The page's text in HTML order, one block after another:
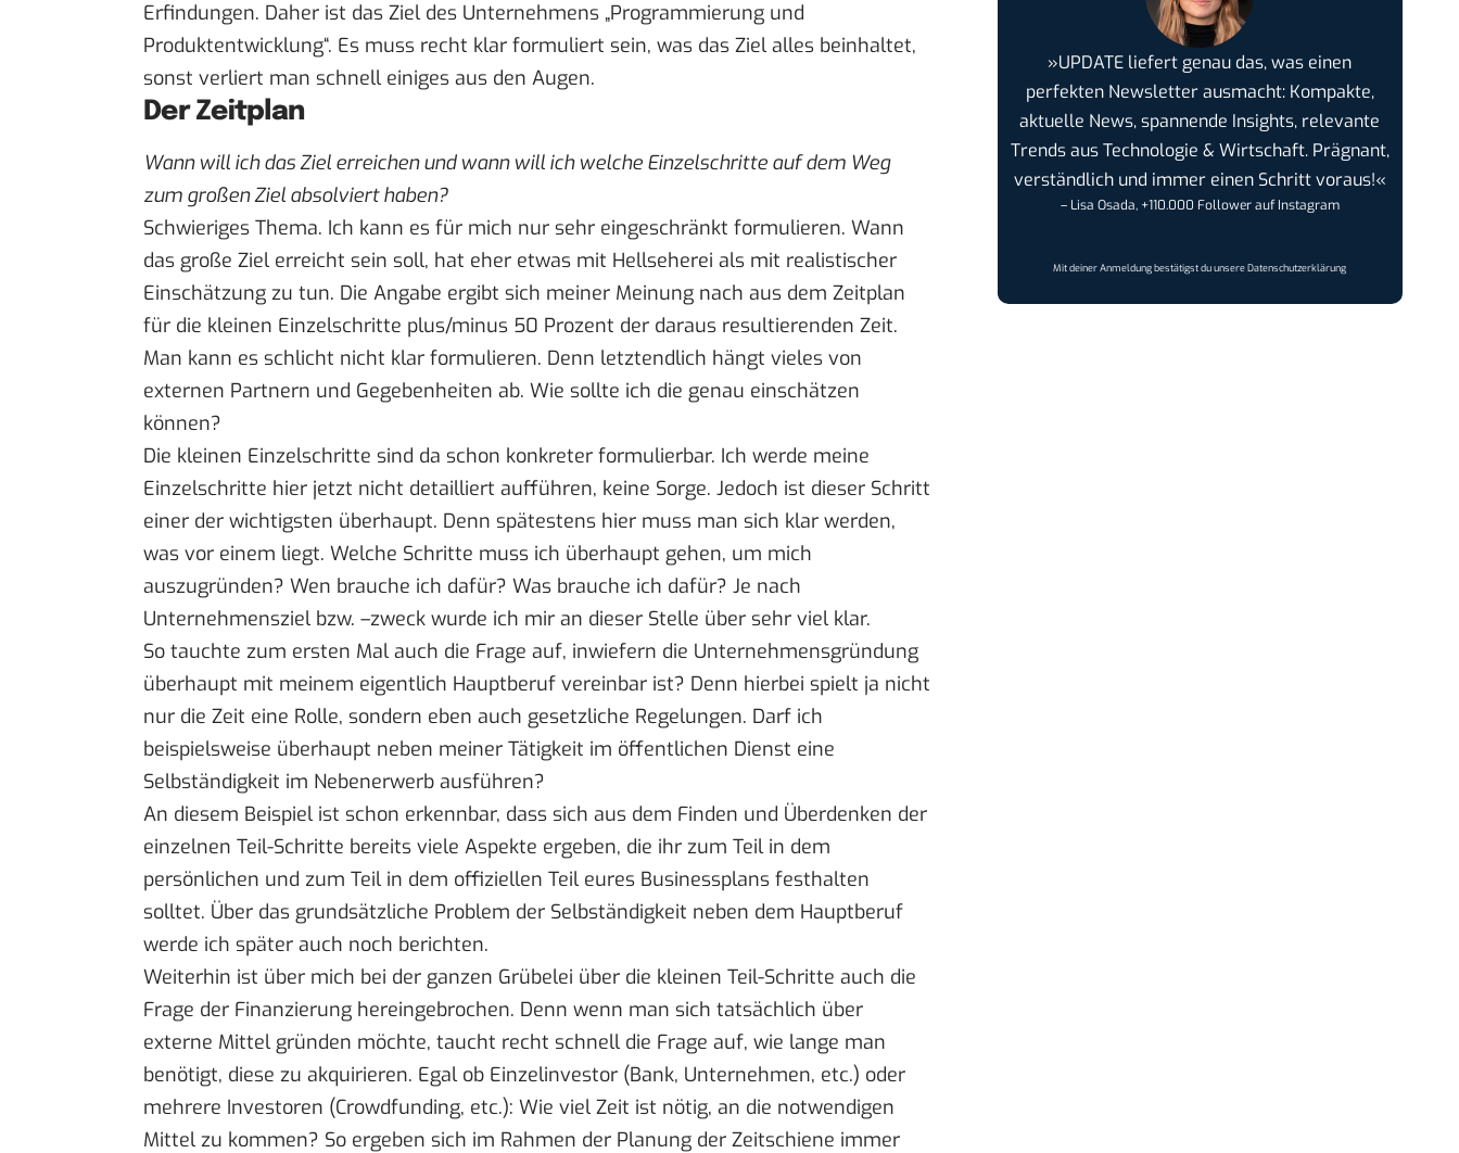
Erfindungen. Daher ist das Ziel des Unternehmens „Programmierung und
Produktentwicklung“. Es muss recht klar formuliert sein, was das Ziel alles beinhaltet,
sonst verliert man schnell einiges aus den Augen.
Der Zeitplan
Wann will ich das Ziel erreichen und wann will ich welche Einzelschritte auf dem Weg
zum großen Ziel absolviert haben?
Schwieriges Thema. Ich kann es für mich nur sehr eingeschränkt formulieren. Wann
das große Ziel erreicht sein soll, hat eher etwas mit Hellseherei als mit realistischer
Einschätzung zu tun. Die Angabe ergibt sich meiner Meinung nach aus dem Zeitplan
für die kleinen Einzelschritte plus/minus 50 Prozent der daraus resultierenden Zeit.
Man kann es schlicht nicht klar formulieren. Denn letztendlich hängt vieles von
externen Partnern und Gegebenheiten ab. Wie sollte ich die genau einschätzen
können?
Die kleinen Einzelschritte sind da schon konkreter formulierbar. Ich werde meine
Einzelschritte hier jetzt nicht detailliert aufführen, keine Sorge. Jedoch ist dieser Schritt
einer der wichtigsten überhaupt. Denn spätestens hier muss man sich klar werden,
was vor einem liegt. Welche Schritte muss ich überhaupt gehen, um mich
auszugründen? Wen brauche ich dafür? Was brauche ich dafür? Je nach
Unternehmensziel bzw. –zweck wurde ich mir an dieser Stelle über sehr viel klar.
So tauchte zum ersten Mal auch die Frage auf, inwiefern die Unternehmensgründung
überhaupt mit meinem eigentlich Hauptberuf vereinbar ist? Denn hierbei spielt ja nicht
nur die Zeit eine Rolle, sondern eben auch gesetzliche Regelungen. Darf ich
beispielsweise überhaupt neben meiner Tätigkeit im öffentlichen Dienst eine
Selbständigkeit im Nebenerwerb ausführen?
An diesem Beispiel ist schon erkennbar, dass sich aus dem Finden und Überdenken der
einzelnen Teil-Schritte bereits viele Aspekte ergeben, die ihr zum Teil in dem
persönlichen und zum Teil in dem offiziellen Teil eures Businessplans festhalten
solltet. Über das grundsätzliche Problem der Selbständigkeit neben dem Hauptberuf
werde ich später auch noch berichten.
Weiterhin ist über mich bei der ganzen Grübelei über die kleinen Teil-Schritte auch die
Frage der Finanzierung hereingebrochen. Denn wenn man sich tatsächlich über
externe Mittel gründen möchte, taucht recht schnell die Frage auf, wie lange man
benötigt, diese zu akquirieren. Egal ob Einzelinvestor (Bank, Unternehmen, etc.) oder
mehrere Investoren (Crowdfunding, etc.): Wie viel Zeit ist nötig, an die notwendigen
Mittel zu kommen? So ergeben sich im Rahmen der Planung der Zeitschiene immer
»UPDATE liefert genau das, was einen
perfekten Newsletter ausmacht: Kompakte,
aktuelle News, spannende Insights, relevante
Trends aus Technologie & Wirtschaft. Prägnant,
verständlich und immer einen Schritt voraus!«
– Lisa Osada, +110.000 Follower auf Instagram
Mit deiner Anmeldung bestätigst du unsereDatenschutzerklärung